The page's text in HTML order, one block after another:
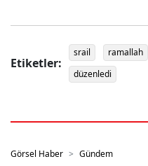
Etiketler:
srail ramallah
düzenledi
Görsel Haber Gündem